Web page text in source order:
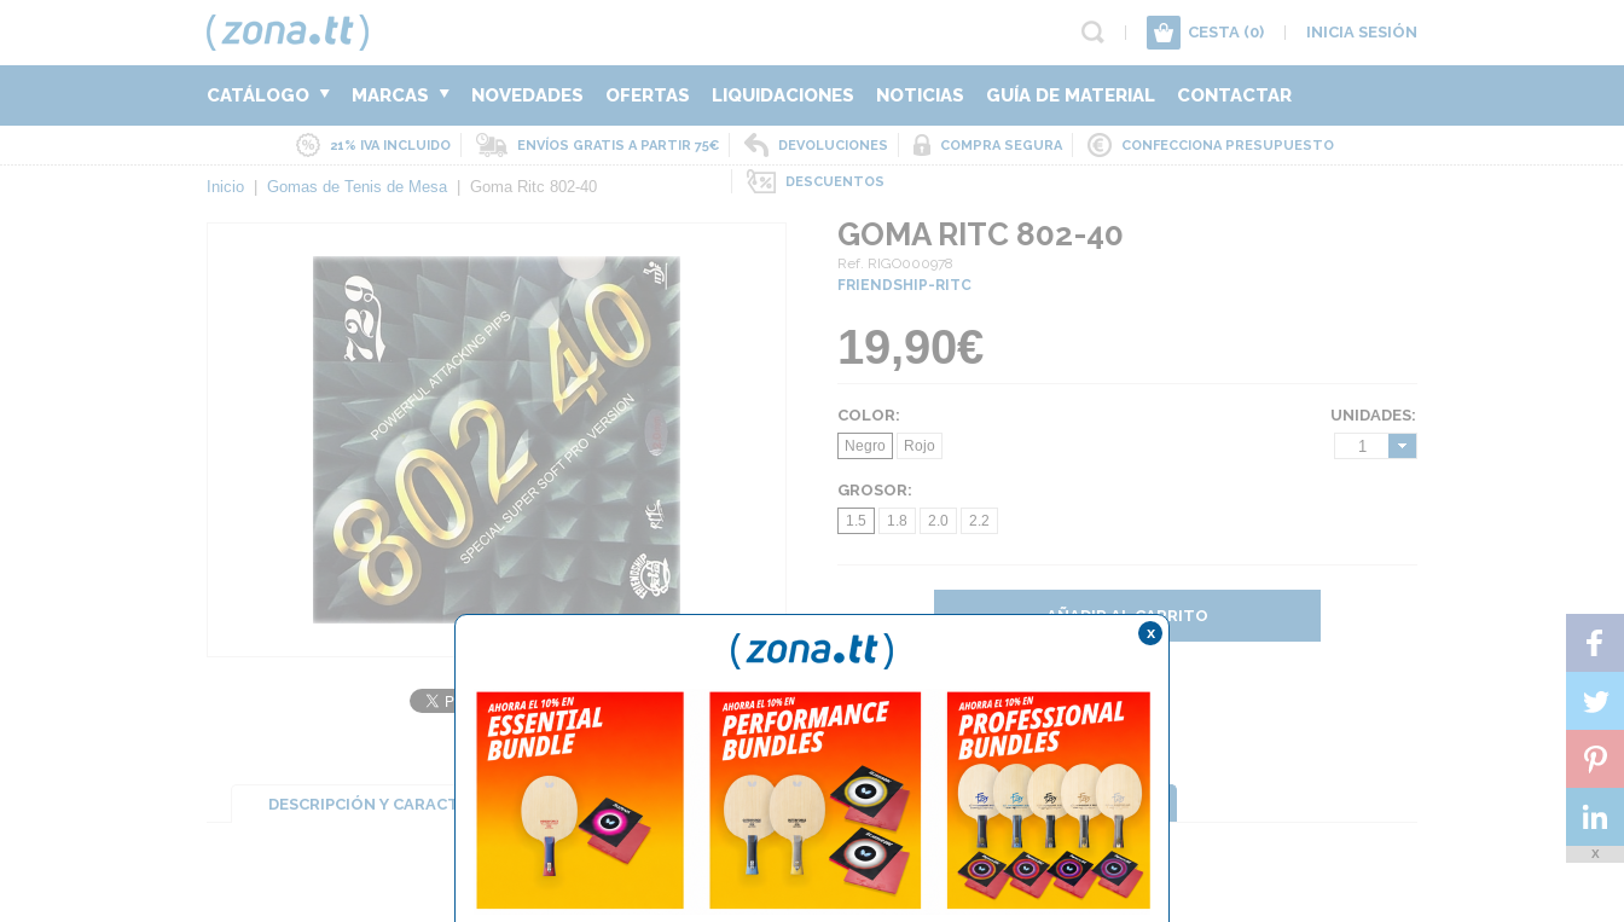
CESTA (0) INICIA SESIÓN
CATÁLOGO MARCAS NOVEDADES OFERTAS LIQUIDACIONES NOTICIAS GUÍA DE MATERIAL CONTACTAR
21% IVA INCLUIDO ENVÍOS GRATIS A PARTIR 75€ DEVOLUCIONES COMPRA SEGURA CONFECCIONA PRESUPUESTO
DESCUENTOS
Inicio Gomas de Tenis de Mesa Goma Ritc 802-40
GOMA RITC 802-40
Ref. RIGO000978
FRIENDSHIP-RITC
19,90€
UNIDADES:
1
COLOR:
Negro Rojo
GROSOR:
1.5 1.8 2.0 2.2
AÑADIR AL CARRITO
DESCRIPCIÓN Y CARACTERÍSTICAS TE GUSTAN LOS PICOS? NUEVAS IMPARTIAL DE BUTTERFLY
Goma Ritc 802-40
x
X